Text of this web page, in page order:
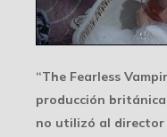
“The Fearless
producción británica
no utilizó al